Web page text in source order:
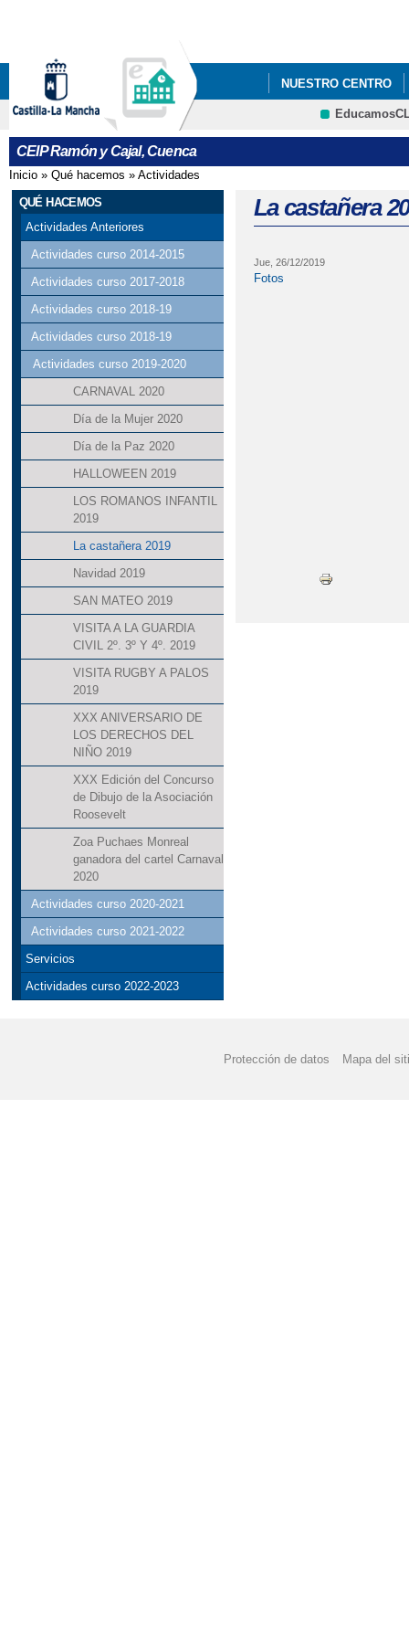
NUESTRO CENTRO
AMISIÓN CURSO 25-
PLAN DE
CEIP Ramón y Cajal, Cuenca
Se encuentra usted aquí
Inicio » Qué hacemos » Actividades
QUÉ HACEMOS
Actividades Anteriores
Actividades curso 2014-2015
Actividades curso 2017-2018
Actividades curso 2018-19
Actividades curso 2018-19
Actividades curso 2019-2020
CARNAVAL 2020
Día de la Mujer 2020
Día de la Paz 2020
HALLOWEEN 2019
LOS ROMANOS INFANTIL
2019
La castañera 2019
Navidad 2019
SAN MATEO 2019
VISITA A LA GUARDIA
CIVIL 2º. 3º Y 4º. 2019
VISITA RUGBY A PALOS
2019
XXX ANIVERSARIO DE
LOS DERECHOS DEL
NIÑO 2019
XXX Edición del Concurso
de Dibujo de la Asociación
Roosevelt
Zoa Puchaes Monreal
ganadora del cartel Carnaval
2020
Actividades curso 2020-2021
Actividades curso 2021-2022
Servicios
Actividades curso 2022-2023
La castañera
Jue, 26/12/2019
Fotos
Protección de datos Mapa del